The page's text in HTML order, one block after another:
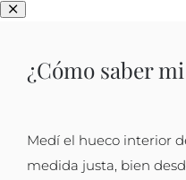
¿Cómo saber
Medí el hueco interior
medida justa, bien